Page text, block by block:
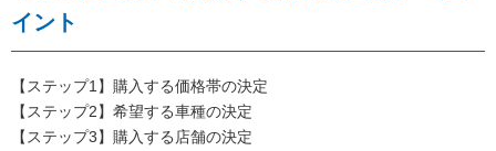
イント
【ステップ1】購入する価格帯の決定
【ステップ2】希望する車種の決定
【ステップ3】購入する店舗の決定